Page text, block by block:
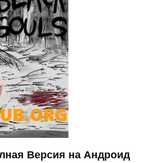
Версия на Андроид